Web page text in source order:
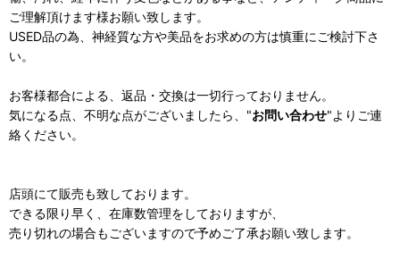
ご理解頂けます様お願い致します。
USED品の為、神経質な方や美品をお求めの方は慎重にご検討下さ
い。
お客様都合による、返品・交換は一切行っておりません。
気になる点、不明な点がございましたら、"お問い合わせ"よりご連
絡ください。
店頭にて販売も致しております。
できる限り早く、在庫数管理をしておりますが、
売り切れの場合もございますので予めご了承お願い致します。